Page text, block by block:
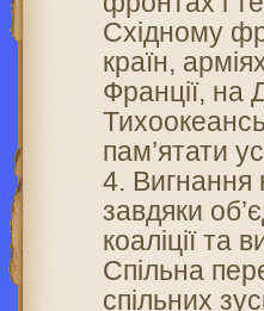
Східному
країн,
Франції, на
пам’ятати
Вигнання
завдяки
коаліції та
Спільна
спільних